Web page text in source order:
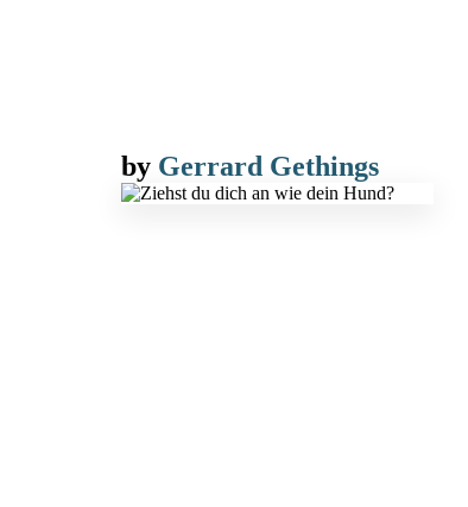
by Gerrard Gethings